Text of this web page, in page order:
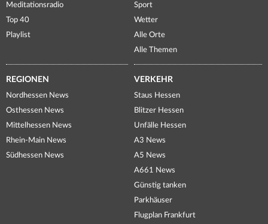
Meditationsradio
Top 40
Playlist
Sport
Wetter
Alle Orte
Alle Themen
REGIONEN
Nordhessen News
Osthessen News
Mittelhessen News
Rhein-Main News
Südhessen News
VERKEHR
Staus Hessen
Blitzer Hessen
Unfälle Hessen
A3 News
A5 News
A661 News
Günstig tanken
Parkhäuser
Flugplan Frankfurt